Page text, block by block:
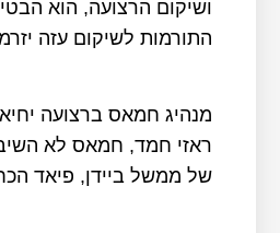
ושיקום הרצועה, הוא
התורמות לשיקום עזה
מנהיג חמאס ברצועה
ראזי חמד, חמאס לא
של ממשל ביידן, פיאד